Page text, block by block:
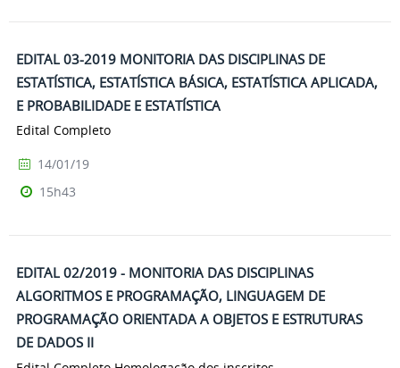
EDITAL 03-2019 MONITORIA DAS DISCIPLINAS DE
ESTATÍSTICA, ESTATÍSTICA BÁSICA, ESTATÍSTICA APLICADA,
E PROBABILIDADE E ESTATÍSTICA
Edital Completo
14/01/19
15h43
EDITAL 02/2019 - MONITORIA DAS DISCIPLINAS
ALGORITMOS E PROGRAMAÇÃO, LINGUAGEM DE
PROGRAMAÇÃO ORIENTADA A OBJETOS E ESTRUTURAS
DE DADOS II